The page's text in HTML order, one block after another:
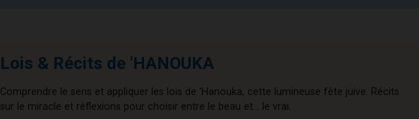
Lois & Récits de 'HANOUKA
Comprendre le sens et appliquer les lois de 'Hanouka, cette lumineuse fête juive. Récits
sur le miracle et réflexions pour choisir entre le beau et... le vrai.